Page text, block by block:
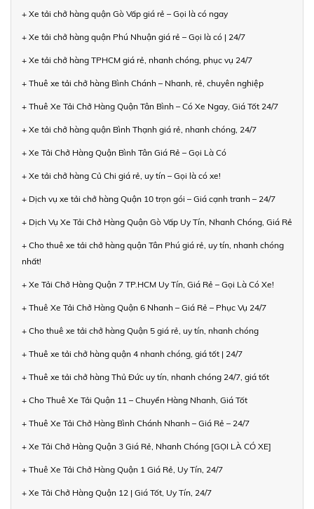
+ Xe tải chở hàng quận Gò Vấp giá rẻ – Gọi là có ngay
+ Xe tải chở hàng quận Phú Nhuận giá rẻ – Gọi là có | 24/7
+ Xe tải chở hàng TPHCM giá rẻ, nhanh chóng, phục vụ 24/7
+ Thuê xe tải chở hàng Bình Chánh – Nhanh, rẻ, chuyên nghiệp
+ Thuê Xe Tải Chở Hàng Quận Tân Bình – Có Xe Ngay, Giá Tốt 24/7
+ Xe tải chở hàng quận Bình Thạnh giá rẻ, nhanh chóng, 24/7
+ Xe Tải Chở Hàng Quận Bình Tân Giá Rẻ – Gọi Là Có
+ Xe tải chở hàng Củ Chi giá rẻ, uy tín – Gọi là có xe!
+ Dịch vụ xe tải chở hàng Quận 10 trọn gói – Giá cạnh tranh – 24/7
+ Dịch Vụ Xe Tải Chở Hàng Quận Gò Vấp Uy Tín, Nhanh Chóng, Giá Rẻ
+ Cho thuê xe tải chở hàng quận Tân Phú giá rẻ, uy tín, nhanh chóng
nhất!
+ Xe Tải Chở Hàng Quận 7 TP.HCM Uy Tín, Giá Rẻ – Gọi Là Có Xe!
+ Thuê Xe Tải Chở Hàng Quận 6 Nhanh – Giá Rẻ – Phục Vụ 24/7
+ Cho thuê xe tải chở hàng Quận 5 giá rẻ, uy tín, nhanh chóng
+ Thuê xe tải chở hàng quận 4 nhanh chóng, giá tốt | 24/7
+ Thuê xe tải chở hàng Thủ Đức uy tín, nhanh chóng 24/7, giá tốt
+ Cho Thuê Xe Tải Quận 11 – Chuyển Hàng Nhanh, Giá Tốt
+ Thuê Xe Tải Chở Hàng Bình Chánh Nhanh – Giá Rẻ – 24/7
+ Xe Tải Chở Hàng Quận 3 Giá Rẻ, Nhanh Chóng [GỌI LÀ CÓ XE]
+ Thuê Xe Tải Chở Hàng Quận 1 Giá Rẻ, Uy Tín, 24/7
+ Xe Tải Chở Hàng Quận 12 | Giá Tốt, Uy Tín, 24/7